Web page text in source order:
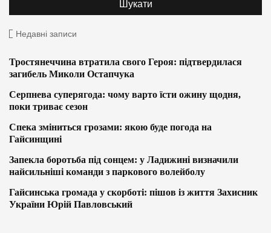
Недавні записи
Тростянеччина втратила свого Героя: підтвердилася
загибель Миколи Остапчука
Серпнева суперягода: чому варто їсти ожину щодня,
поки триває сезон
Спека зміниться грозами: якою буде погода на
Гайсинщині
Запекла боротьба під сонцем: у Ладижині визначили
найсильніші команди з паркового волейболу
Гайсинська громада у скорботі: пішов із життя Захисник
України Юрій Павловський